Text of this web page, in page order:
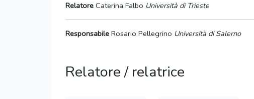
Relatore Caterina Falbo Università di Trieste
Responsabile Rosario Pellegrino Università di Salerno
Relatore / relatrice